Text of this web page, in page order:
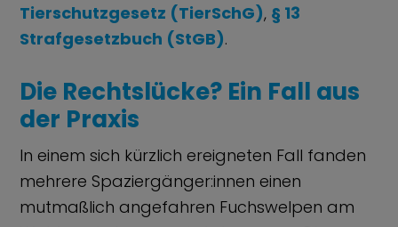
Tierschutzgesetz (TierSchG), § 13
Strafgesetzbuch (StGB).
Die Rechtslücke? Ein Fall aus
der Praxis
In einem sich kürzlich ereigneten Fall fanden
mehrere Spaziergänger:innen einen
mutmaßlich angefahren Fuchswelpen am